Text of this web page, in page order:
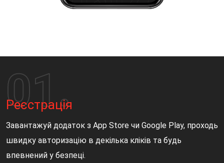
Реєстрація
Завантажуй додаток з App Store чи Google Play, проходь
швидку авторизацію в декілька кліків та будь
впевнений у безпеці.